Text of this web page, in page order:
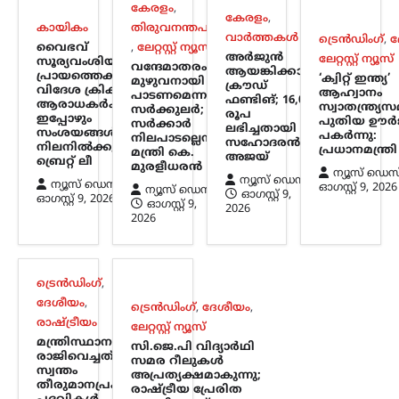
പ്രധാൻ
ന്യൂസ് ഡെസ്ക്
ഓഗസ്റ്റ്‌ 9, 2026
ഡൽഹിയിലെ വിദ്യാർത്ഥി സമരത്തെ
തുടർന്ന് കേന്ദ്ര വിദ്യാഭ്യാസമന്ത്രി സ്ഥാനം
രാജിവെച്ചതിനെക്കുറിച്ച്
വിശദീകരണവുമായി മുൻ കേന്ദ്രമന്ത്രി
ധർമ്മേന്ദ്ര പ്രധാൻ. രാജി പ്രഖ്യാപിച്ച് രണ്ട്
ആഴ്ചകൾക്ക് ശേഷമാണ് അദ്ദേഹം
വിഷയത്തിൽ…
ട്രെൻഡിംഗ്, ദേശീയം,
റീലുകൾ
നടപടിയെന്ന് ആരോപണം
ന്യൂസ് ഡെസ്ക്
ഓഗസ്റ്റ്‌ 9, 2026
മുൻ വിദ്യാഭ്യാസ മന്ത്രി ധർമേന്ദ്ര പ്രധന്റെ
രാജി ആവശ്യപ്പെട്ട് സിജെപി സംഘടിപ്പിച്ച
കായികം
വൈഭവ്
സൂര്യവംശിയുടെ
പ്രായത്തെക്കുറിച്ച്
വിദേശ ക്രിക്കറ്റ്
ആരാധകർക്കിടയിൽ
ഇപ്പോഴും
സംശയങ്ങൾ
നിലനിൽക്കുന്നു:
ബ്രെറ്റ് ലീ
ന്യൂസ് ഡെസ്ക്
ഓഗസ്റ്റ്‌ 9, 2026
കേരളം,
തിരുവനന്തപുരം
, ലേറ്റസ്റ്റ് ന്യൂസ്
വന്ദേമാതരം
മുഴുവനായി
പാടണമെന്ന
സർക്കുലർ;
സർക്കാർ
നിലപാടല്ലെന്ന്
മന്ത്രി കെ.
മുരളീധരൻ
ന്യൂസ് ഡെസ്ക്
ഓഗസ്റ്റ്‌ 9,
2026
കേരളം,
വാർത്തകൾ
അർജുൻ
ആയങ്കിക്കായി
ക്രൗഡ്
ഫണ്ടിങ്; 16,000
രൂപ
ലഭിച്ചതായി
സഹോദരൻ
അജയ്
ന്യൂസ് ഡെസ്ക്
ഓഗസ്റ്റ്‌ 9,
2026
ട്രെൻഡിംഗ്,
ലേറ്റസ്റ്റ് ന്യൂസ്
‘ക്വിറ്റ് ഇന്ത്യ’
ആഹ്വാനം
പുതിയ
പകർന്നു:
ന്യൂസ്
ഓഗസ്റ്റ്‌ 9, 2026
ട്രെൻഡിംഗ്,
ദേശീയം,
രാഷ്ട്രീയം
മന്ത്രിസ്ഥാനം
രാജിവെച്ചത്
സ്വന്തം
തീരുമാനപ്രകാരം;
ട്രെൻഡിംഗ്, ദേശീയം,
ലേറ്റസ്റ്റ് ന്യൂസ്
സി.ജെ.പി വിദ്യാർഥി
സമര റീലുകൾ
അപ്രത്യക്ഷമാകുന്നു;
രാഷ്ട്രീയ പ്രേരിത